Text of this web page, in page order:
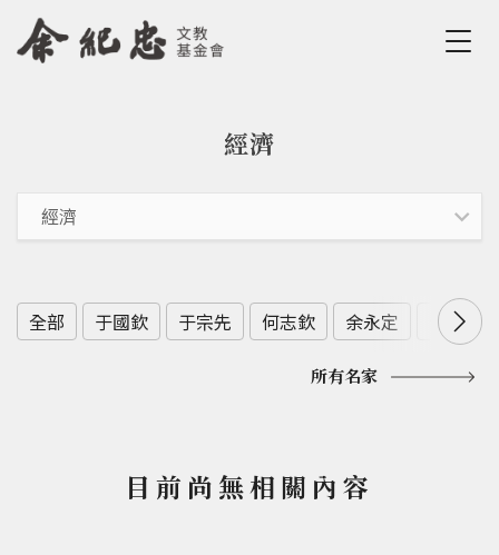
Jump to Navigation
Jump to Main content
經濟
全部 于國欽 于宗先 何志欽 余永定 余範英
所有名家
目前尚無相關內容